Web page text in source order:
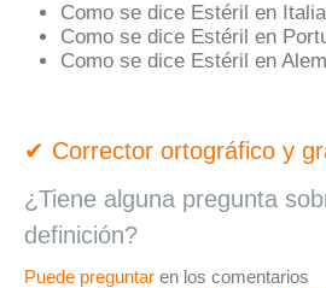
Como se dice Estéril en
Como se dice Estéril en
Como se dice Estéril en
✔ Corrector ortográfico y
¿Tiene alguna pregunta
definición?
Puede preguntar en los comentarios